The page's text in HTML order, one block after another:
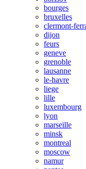
bourges
bruxelles
clermont-
dijon
feurs
geneve
grenoble
lausanne
le-havre
liege
lille
luxembourg
lyon
marseille
minsk
montreal
moscow
namur